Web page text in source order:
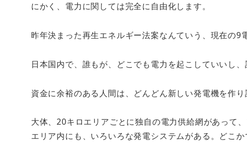
にかく、電力に関しては完全に自由化します。
昨年決まった再生エネルギー法案なんていう、現在の9
日本国内で、誰もが、どこでも電力を起こしていいし
資金に余裕のある人間は、どんどん新しい発電機を作
大体、20キロエリアごとに独自の電力供給網があって
エリア内にも、いろいろな発電システムがある。どこ